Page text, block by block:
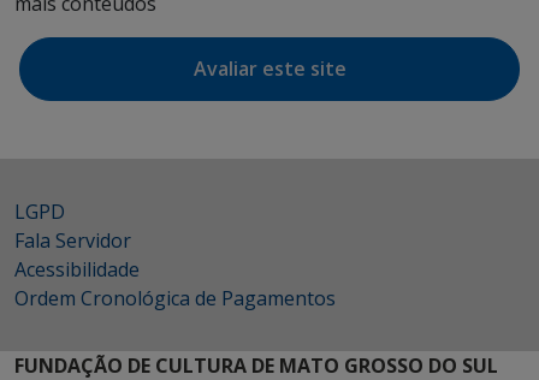
Avaliar este site
LGPD
Fala Servidor
Acessibilidade
Ordem Cronológica de Pagamentos
FUNDAÇÃO DE CULTURA DE MATO GROSSO DO SUL